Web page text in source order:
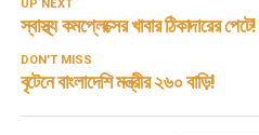
UP NEXT
স্বাস্থ্য কমপ্লেক্সের খাবার ঠিকাদারের পেটে!
DON'T MISS
বৃটেনে বাংলাদেশি মন্ত্রীর ২৬০ বাড়ি!